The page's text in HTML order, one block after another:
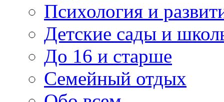
Психология и
Детские сады и
До 16 и старше
Семейный отдых